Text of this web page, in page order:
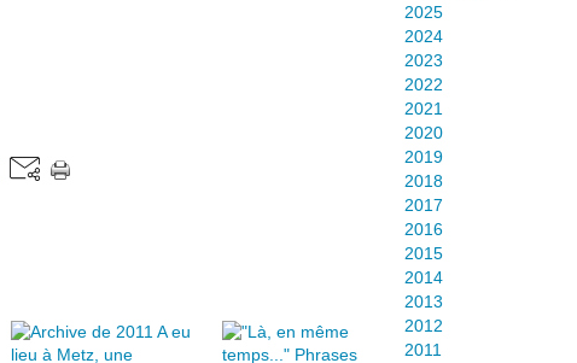
2025
2024
2023
2022
2021
2020
2019
2018
2017
2016
2015
2014
2013
2012
2011